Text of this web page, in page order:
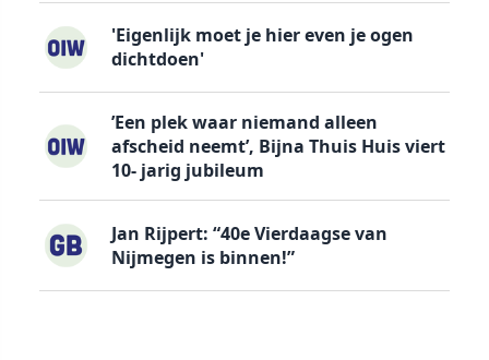
'Eigenlijk moet je hier even je ogen
dichtdoen'
’Een plek waar niemand alleen
afscheid neemt’, Bijna Thuis Huis viert
10- jarig jubileum
Jan Rijpert: “40e Vierdaagse van
Nijmegen is binnen!”